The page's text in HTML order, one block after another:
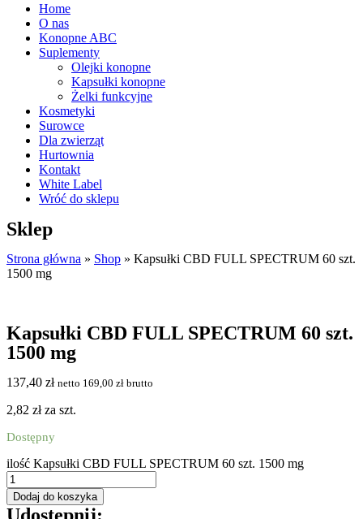
Home
O nas
Konopne ABC
Suplementy
Olejki konopne
Kapsułki konopne
Żelki funkcyjne
Kosmetyki
Surowce
Dla zwierząt
Hurtownia
Kontakt
White Label
Wróć do sklepu
Sklep
Strona główna » Shop » Kapsułki CBD FULL SPECTRUM 60 szt.
1500 mg
Kapsułki CBD FULL SPECTRUM 60 szt.
1500 mg
137,40 zł netto 169,00 zł brutto
2,82 zł za szt.
Dostępny
ilość Kapsułki CBD FULL SPECTRUM 60 szt. 1500 mg
Dodaj do koszyka